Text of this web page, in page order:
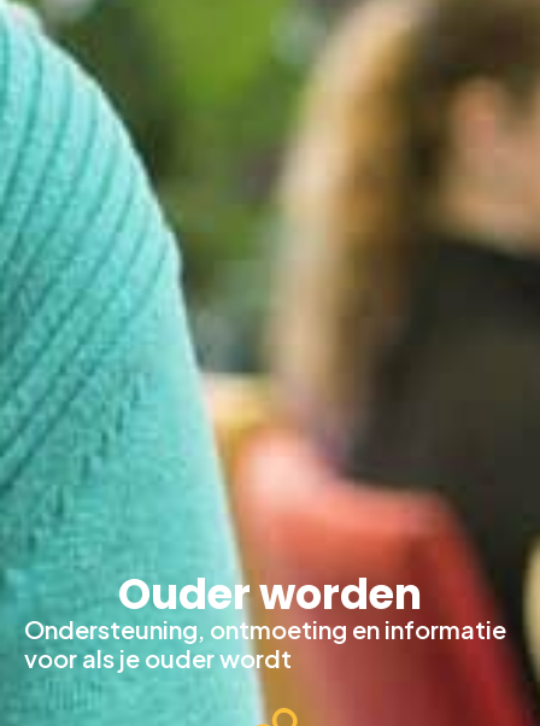
Ouder worden
Ondersteuning, ontmoeting en informatie
voor als je ouder wordt